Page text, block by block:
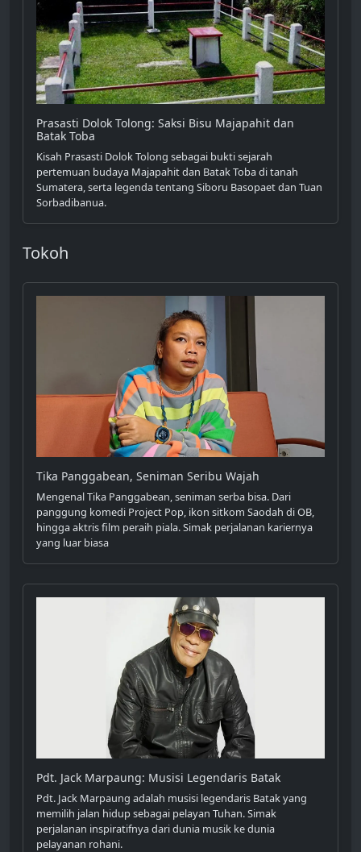
Prasasti Dolok Tolong: Saksi Bisu Majapahit dan
Batak Toba
Kisah Prasasti Dolok Tolong sebagai bukti sejarah
pertemuan budaya Majapahit dan Batak Toba di tanah
Sumatera, serta legenda tentang Siboru Basopaet dan Tuan
Sorbadibanua.
Tokoh
Tika Panggabean, Seniman Seribu Wajah
Mengenal Tika Panggabean, seniman serba bisa. Dari
panggung komedi Project Pop, ikon sitkom Saodah di OB,
hingga aktris film peraih piala. Simak perjalanan kariernya
yang luar biasa
Pdt. Jack Marpaung: Musisi Legendaris Batak
Pdt. Jack Marpaung adalah musisi legendaris Batak yang
memilih jalan hidup sebagai pelayan Tuhan. Simak
perjalanan inspiratifnya dari dunia musik ke dunia
pelayanan rohani.